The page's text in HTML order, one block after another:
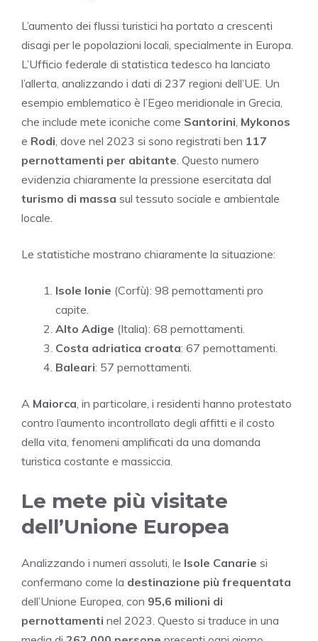
L’aumento dei flussi turistici ha portato a crescenti
disagi per le popolazioni locali, specialmente in Europa.
L’Ufficio federale di statistica tedesco ha lanciato
l’allerta, analizzando i dati di 237 regioni dell’UE. Un
esempio emblematico è l’Egeo meridionale in Grecia,
che include mete iconiche come Santorini Mykonos
e Rodi , dove nel 2023 si sono registrati ben 117
pernottamenti per abitante . Questo numero
evidenzia chiaramente la pressione esercitata dal
turismo di massa sul tessuto sociale e ambientale
locale.
Le statistiche mostrano chiaramente la situazione:
Isole Ionie (Corfù): 98 pernottamenti pro
capite.
Alto Adige (Italia): 68 pernottamenti.
Costa adriatica croata: 67 pernottamenti.
Baleari: 57 pernottamenti.
A Maiorca , in particolare, i residenti hanno protestato
contro l’aumento incontrollato degli affitti e il costo
della vita, fenomeni amplificati da una domanda
turistica costante e massiccia.
Le mete più visitate
dell’Unione Europea
Analizzando i numeri assoluti, le Isole Canarie si
confermano come la destinazione più frequentata
dell’Unione Europea, con 95,6 milioni di
pernottamenti nel 2023. Questo si traduce in una